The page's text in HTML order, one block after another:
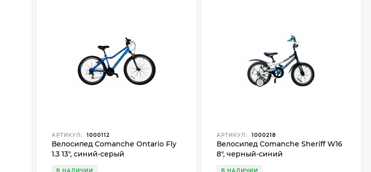
АРТИКУЛ: 1000112
Велосипед Comanche Ontario Fly
1.3 13", синий-серый
АРТИКУЛ: 1000218
Велосипед Comanche Sheriff W16
8", черный-синий